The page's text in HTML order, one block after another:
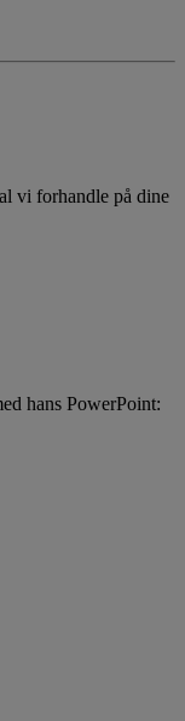
vi forhandle på dine
hans PowerPoint: